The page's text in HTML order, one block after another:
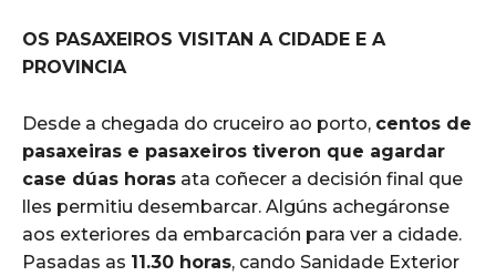
OS PASAXEIROS VISITAN A CIDADE E A
PROVINCIA
Desde a chegada do cruceiro ao porto, centos de
pasaxeiras e pasaxeiros tiveron que agardar
case dúas horas ata coñecer a decisión final que
lles permitiu desembarcar. Algúns achegáronse
aos exteriores da embarcación para ver a cidade.
Pasadas as 11.30 horas, cando Sanidade Exterior